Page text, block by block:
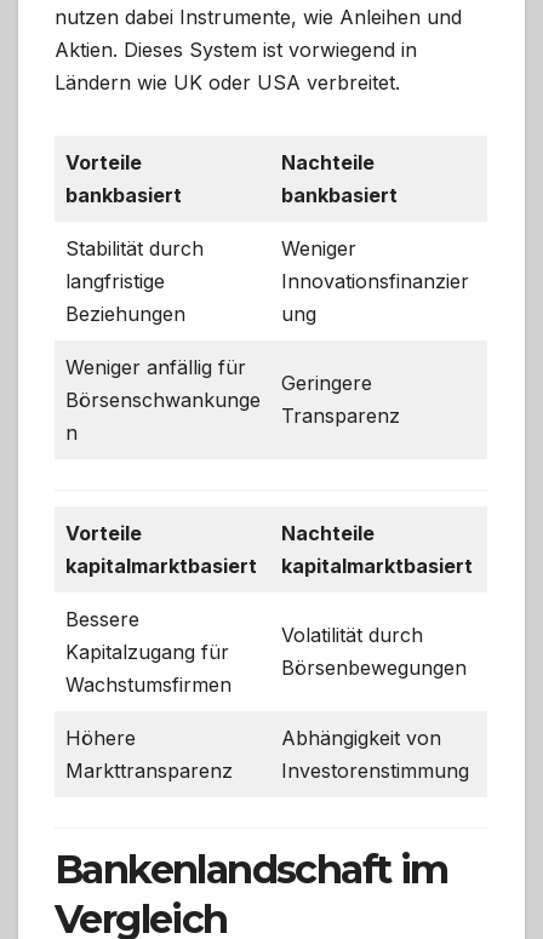
nutzen dabei Instrumente, wie Anleihen und
Aktien. Dieses System ist vorwiegend in
Ländern wie UK oder USA verbreitet.
Vorteile
bankbasiert
Nachteile
bankbasiert
Stabilität durch
langfristige
Beziehungen
Weniger
Innovationsfinanzier
ung
Weniger anfällig für
Börsenschwankunge
n
Geringere
Transparenz
Vorteile
kapitalmarktbasiert
Nachteile
kapitalmarktbasiert
Bessere
Kapitalzugang für
Wachstumsfirmen
Volatilität durch
Börsenbewegungen
Höhere
Markttransparenz
Abhängigkeit von
Investorenstimmung
Bankenlandschaft im
Vergleich